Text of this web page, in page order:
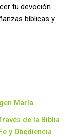
tu devoción
bíblicas y
María
de la Biblia
y Obediencia